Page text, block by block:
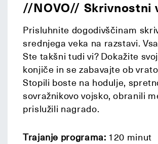
//NOVO// Skrivnostni
Prisluhnite dogodivščinam
srednjega veka na razstavi.
Ste takšni tudi vi? Dokažite
konjiče in se zabavajte ob
Stopili boste na hodulje,
sovražnikovo vojsko, obranili
prislužili nagrado.
Trajanje programa: 120 minut